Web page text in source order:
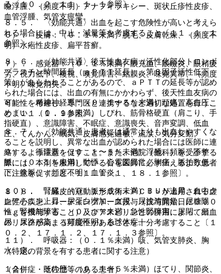
る〔１０．２、１１．１．１参照〕。
８．５． 〈効能共通〉出血を起こす危険性が高いと考えら
れる場合には、中止・減量等を考慮すること〔１１．１．１
参照〕。
８．６． 〈効能共通〉後天性血友病（活性化部分トロンボ
プラスチン時間延長（ａＰＴＴ延長）、第８因子活性低下
等）があらわれることがあるので、ａＰＴＴの延長等が認め
られた場合には、出血の有無にかかわらず、後天性血友病の
可能性を考慮し、専門医と連携するなど適切な処置を行うこ
と〔１１．１．９参照〕。
８．７． 〈効能共通〉患者には通常よりも出血しやすくな
ることを説明し、異常な出血が認められた場合には医師に連
絡するよう注意を促すこと。また、他院（他科）を受診する
際には、本剤を服用している旨を医師に必ず伝えるよう患者
に注意を促すこと〔１１．１．１、１８．１参照〕。
８．８． 〈経皮的冠動脈形成術＜ＰＣＩ＞が適用される虚
血性心疾患〉ローディングドーズ投与（投与開始日に３００
ｍｇを投与すること）及びアスピリンとの併用によって出血
のリスクが高まる可能性があることを十分考慮すること〔１
０．２、１７．１．２、１７．１．３参照〕。
（特定の背景を有する患者に関する注意）
（合併症・既往歴等のある患者）
瞼浮腫、（頻度不明）アナフィラキシー、斑状丘疹性皮疹、
血管浮腫、気管支痙攣。
６）． 皮膚：（０．１％未満）脱毛、皮膚乾燥、（頻度不
明）水疱性皮疹、扁平苔癬。
７）． 感覚器：（０．１％未満）眼充血、眼瞼炎、眼精疲
労、視力低下、複視、嗅覚障害、結膜炎、味覚異常、（頻度
不明）味覚消失。
８）． 精神神経系：（０．１〜５％未満）頭痛、高血圧、
めまい、（０．１％未満）しびれ、筋骨格硬直（肩こり、手
指硬直）、意識障害、不眠症、意識喪失、音声変調、低血
圧、てんかん、眠気、皮膚感覚過敏、流涙、気分変動。
９）． 循環器：（０．１〜５％未満）浮腫、頻脈、不整
脈、（０．１％未満）動悸、心電図異常、胸痛、脈拍数低
下、徐脈、（頻度不明）血管炎。
１０）． 腎臓：（０．１〜５％未満）ＢＵＮ上昇、血中ク
レアチニン上昇、尿蛋白増加、血尿、尿沈渣異常、尿糖陽
性、腎機能障害、（０．１％未満）急性腎障害、尿閉、頻
尿、尿路感染、（頻度不明）糸球体症。
１１）． 呼吸器：（０．１％未満）咳、気管支肺炎、胸
水、痰。
１２）． その他：（０．１〜５％未満）ほてり、関節炎、